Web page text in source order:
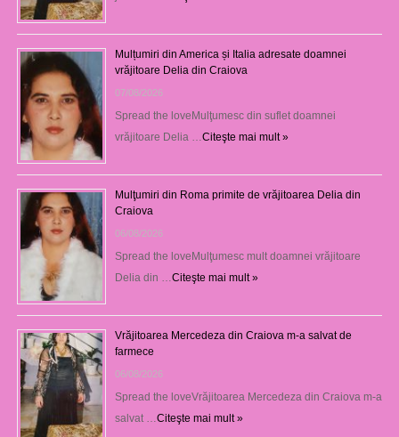
Mulțumiri din America și Italia adresate doamnei
vrăjitoare Delia din Craiova
07/08/2026
Spread the loveMulţumesc din suflet doamnei
vrăjitoare Delia …Citeşte mai mult »
Mulţumiri din Roma primite de vrăjitoarea Delia din
Craiova
06/08/2026
Spread the loveMulţumesc mult doamnei vrăjitoare
Delia din …Citeşte mai mult »
Vrăjitoarea Mercedeza din Craiova m-a salvat de
farmece
06/08/2026
Spread the loveVrăjitoarea Mercedeza din Craiova m-a
salvat …Citeşte mai mult »